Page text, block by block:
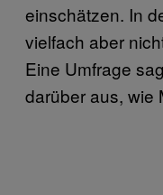
einschätzen. In
vielfach aber
Eine Umfrage
darüber aus, wie